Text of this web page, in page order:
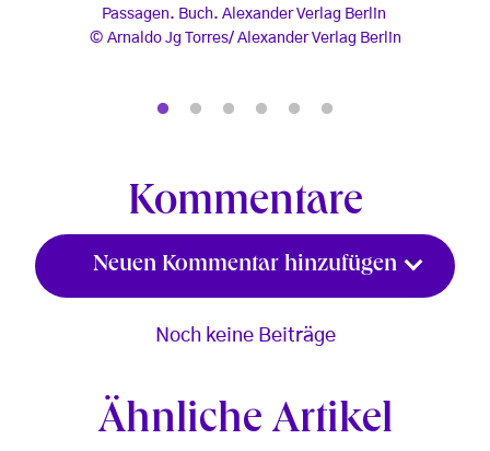
, © Arnaldo Jg Torres/ Alexander Verlag Berlin
Passagen. Buch. Alexander Verlag Berlin
Arnaldo Jg Torres/ Alexander Verlag Berlin
Kommentare
Neuen Kommentar hinzufügen
Noch keine Beiträge
Ähnliche Artikel